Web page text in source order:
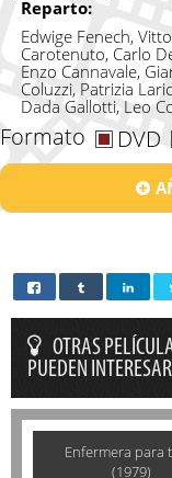
Reparto:
Edwige Fenech,
Carotenuto, Carlo
Enzo Cannavale,
Coluzzi, Patrizia
Dada Gallotti, Leo
Formato DVD
OTRAS
PUEDEN
Enfermera para
(1979)